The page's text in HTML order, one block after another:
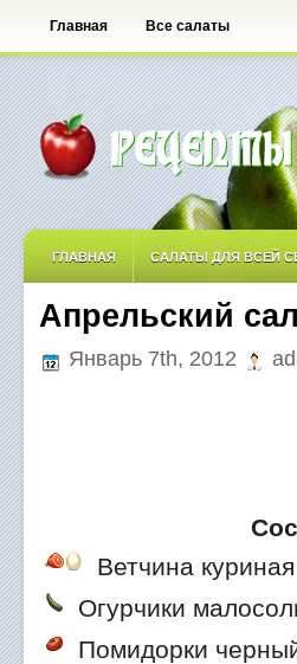
Главная Все салаты
ГЛАВНАЯ САЛАТЫ ДЛЯ ВСЕЙ
САЛАТЫ ОСТРЫЕ САЛАТЫ ПО
САЛАТЫ С ФРУКТАМИ
Апрельский
Январь 7th, 2012
Ветчина куриная
Огурчики
Помидорки